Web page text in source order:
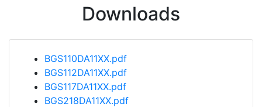
Downloads
BGS110DA11XX.pdf
BGS112DA11XX.pdf
BGS117DA11XX.pdf
BGS218DA11XX.pdf